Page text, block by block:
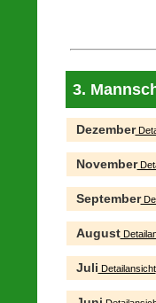
3.
Dezember
November
September
August
Juli Detailansicht